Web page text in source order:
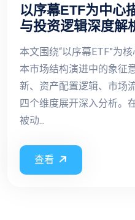
以序幕ETF为中心
与投资逻辑深度解
本文围绕“以序幕ETF”为
本市场结构演进中的象征
新、资产配置逻辑、市场
四个维度展开深入分析。
被动...
查看